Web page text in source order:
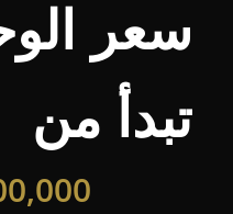
سعر
تبدأ من